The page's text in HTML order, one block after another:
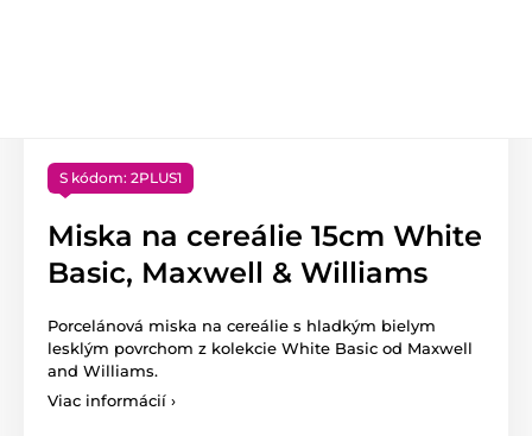
S kódom: 2PLUS1
Miska na cereálie 15cm White
Basic, Maxwell & Williams
Porcelánová miska na cereálie s hladkým bielym
lesklým povrchom z kolekcie White Basic od Maxwell
and Williams.
Viac informácií ›